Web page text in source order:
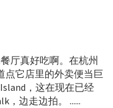
厅真好吃啊。在杭州
点它店里的外卖便当巨
，这在现在已经
，边走边拍。 ......